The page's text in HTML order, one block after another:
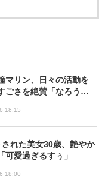
マリン、日々の活動を
ごさを絶賛「なろう系
18:15
れた美女30歳、艶やか
可愛過ぎるすぅ」
18:00